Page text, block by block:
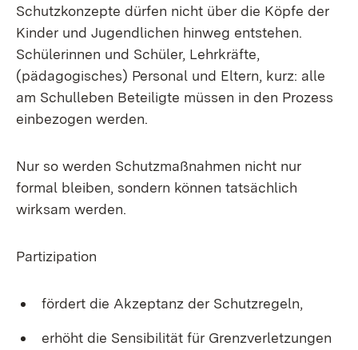
Schutzkonzepte dürfen nicht über die Köpfe der
Kinder und Jugendlichen hinweg entstehen.
Schülerinnen und Schüler, Lehrkräfte,
(pädagogisches) Personal und Eltern, kurz: alle
am Schulleben Beteiligte müssen in den Prozess
einbezogen werden.
Nur so werden Schutzmaßnahmen nicht nur
formal bleiben, sondern können tatsächlich
wirksam werden.
Partizipation
fördert die Akzeptanz der Schutzregeln,
erhöht die Sensibilität für Grenzverletzungen